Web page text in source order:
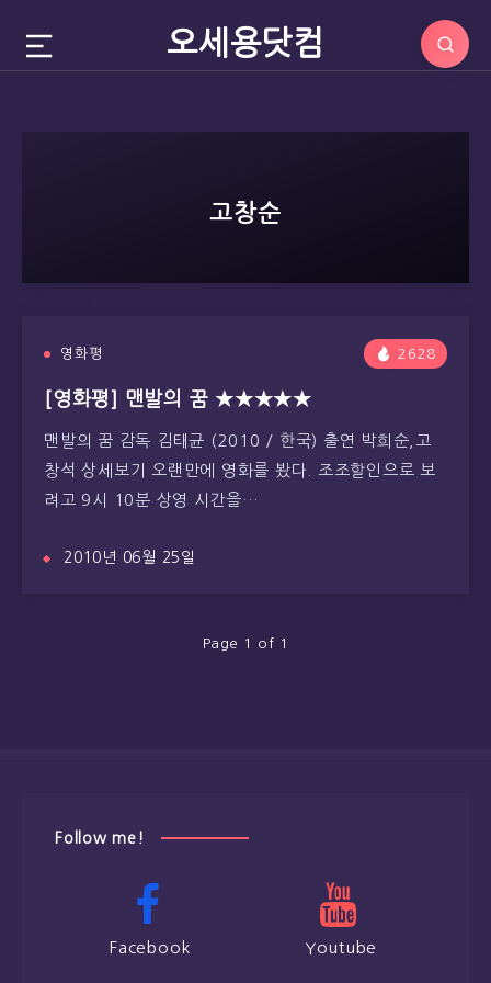
오세용닷컴
고창순
영화평 2628
[영화평] 맨발의 꿈 ★★★★★
맨발의 꿈 감독 김태균 (2010 / 한국) 출연 박희순,고
창석 상세보기 오랜만에 영화를 봤다. 조조할인으로 보
려고 9시 10분 상영 시간을…
2010년 06월 25일
Page 1 of 1
Follow me!
Facebook Youtube